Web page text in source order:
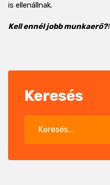
is ellenállnak.
Kell ennél jobb munkaerő?!
Keresés